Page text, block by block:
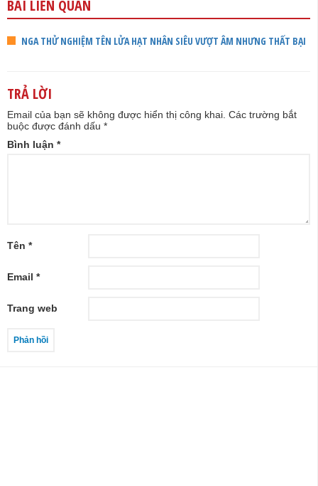
BÀI LIÊN QUAN
NGA THỬ NGHIỆM TÊN LỬA HẠT NHÂN SIÊU VƯỢT ÂM NHƯNG THẤT BẠI
TRẢ LỜI
Email của bạn sẽ không được hiển thị công khai. Các trường bắt
buộc được đánh dấu *
Bình luận *
Tên *
Email *
Trang web